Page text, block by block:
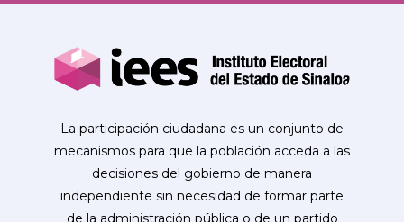
La participación ciudadana es un conjunto de
mecanismos para que la población acceda a las
decisiones del gobierno de manera
independiente sin necesidad de formar parte